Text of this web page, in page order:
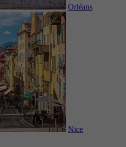
Orléans
Nice